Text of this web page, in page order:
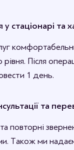
стаціонарі та
Після
1 день.
та
та повторні
Також ми